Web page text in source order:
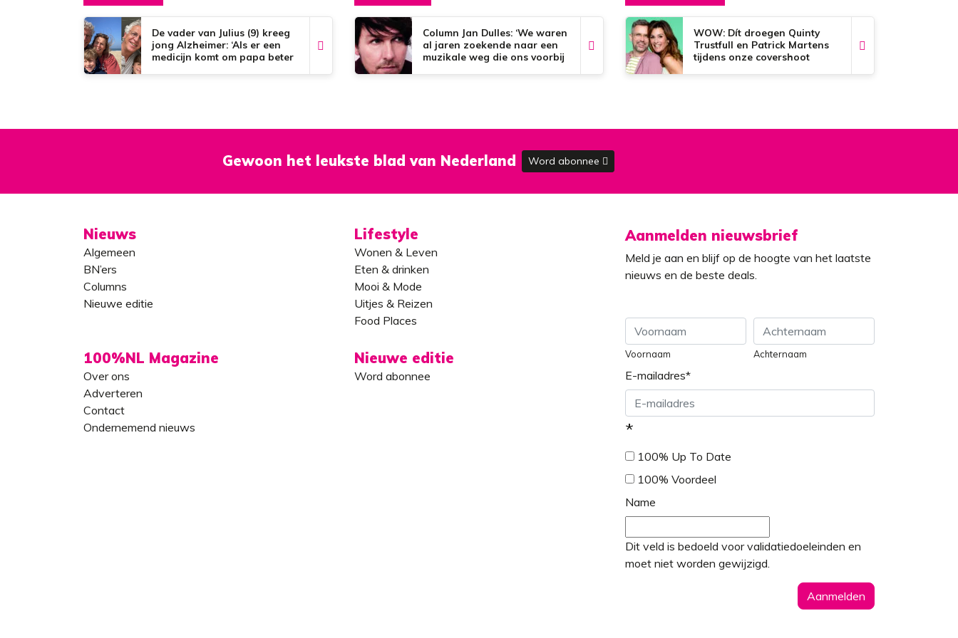
De vader van Julius (9) kreeg
jong Alzheimer: ‘Als er een
medicijn komt om papa beter
Column Jan Dulles: ‘We waren
al jaren zoekende naar een
muzikale weg die ons voorbij
WOW: Dít droegen Quinty
Trustfull en Patrick Martens
tijdens onze covershoot
Gewoon het leukste blad van Nederland Word abonnee
Nieuws
Algemeen
BN’ers
Columns
Nieuwe editie
Lifestyle
Wonen & Leven
Eten & drinken
Mooi & Mode
Uitjes & Reizen
Food Places
100%NL Magazine
Over ons
Adverteren
Contact
Ondernemend nieuws
Nieuwe editie
Word abonnee
Aanmelden nieuwsbrief
Meld je aan en blijf op de hoogte van het laatste
nieuws en de beste deals.
Voornaam Achternaam
E-mailadres*
*
100% Up To Date
100% Voordeel
Name
Dit veld is bedoeld voor validatiedoeleinden en
moet niet worden gewijzigd.